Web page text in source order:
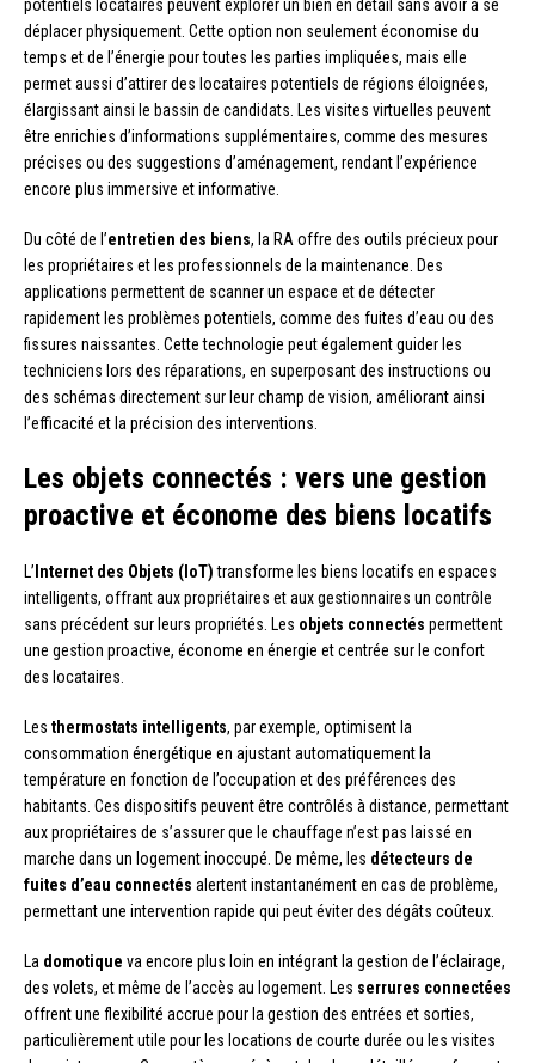
potentiels locataires peuvent explorer un bien en détail sans avoir à se
déplacer physiquement. Cette option non seulement économise du
temps et de l’énergie pour toutes les parties impliquées, mais elle
permet aussi d’attirer des locataires potentiels de régions éloignées,
élargissant ainsi le bassin de candidats. Les visites virtuelles peuvent
être enrichies d’informations supplémentaires, comme des mesures
précises ou des suggestions d’aménagement, rendant l’expérience
encore plus immersive et informative.
Du côté de l’entretien des biens, la RA offre des outils précieux pour
les propriétaires et les professionnels de la maintenance. Des
applications permettent de scanner un espace et de détecter
rapidement les problèmes potentiels, comme des fuites d’eau ou des
fissures naissantes. Cette technologie peut également guider les
techniciens lors des réparations, en superposant des instructions ou
des schémas directement sur leur champ de vision, améliorant ainsi
l’efficacité et la précision des interventions.
Les objets connectés : vers une gestion
proactive et économe des biens locatifs
L’ Internet des Objets (IoT)transforme les biens locatifs en espaces
intelligents, offrant aux propriétaires et aux gestionnaires un contrôle
sans précédent sur leurs propriétés. Les objets connectés permettent
une gestion proactive, économe en énergie et centrée sur le confort
des locataires.
Les thermostats intelligents, par exemple, optimisent la
consommation énergétique en ajustant automatiquement la
température en fonction de l’occupation et des préférences des
habitants. Ces dispositifs peuvent être contrôlés à distance, permettant
aux propriétaires de s’assurer que le chauffage n’est pas laissé en
marche dans un logement inoccupé. De même, les détecteurs de
fuites d’eau connectés alertent instantanément en cas de problème,
permettant une intervention rapide qui peut éviter des dégâts coûteux.
La domotique va encore plus loin en intégrant la gestion de l’éclairage,
des volets, et même de l’accès au logement. Les serrures connectées
offrent une flexibilité accrue pour la gestion des entrées et sorties,
particulièrement utile pour les locations de courte durée ou les visites